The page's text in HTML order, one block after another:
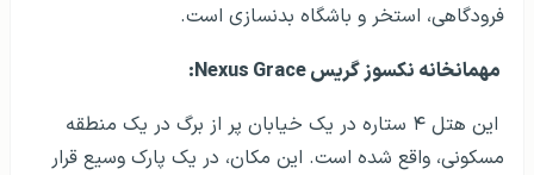
فرودگاهی، استخر و باشگاه بدنسازی است.
مهمانخانه نکسوز گریسNexus Grace
:
این هتل ۴ ستاره در یک خیابان پر از برگ در یک منطقه
مسکونی، واقع شده است. این مکان، در یک پارک وسیع قرار